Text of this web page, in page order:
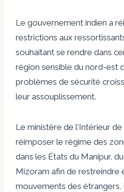
Le gouvernement indien a
restrictions aux
souhaitant se rendre dans
région sensible du nord-est
problèmes de sécurité
leur assouplissement.
Le ministère de l'Intérieur
réimposer le régime des
dans les États du Manipur,
Mizoram afin de restreindre
mouvements des étrangers.